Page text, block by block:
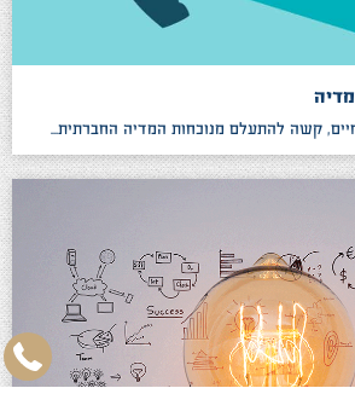
קשה להתעלם מנוכחות המדיה החברתית...